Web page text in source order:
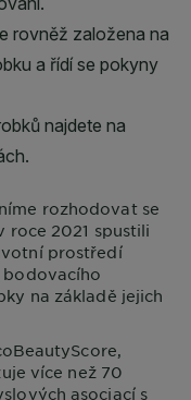
rozhodovat se
roce 2021 spustili
prostředí
na základě jejich
více než 70
asociací s